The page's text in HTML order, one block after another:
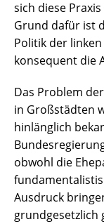
sich diese
Grund dafür ist
Politik der
konsequent die
Das Problem
in Großstädten
hinlänglich
obwohl die
Ausdruck
grundgesetzlich